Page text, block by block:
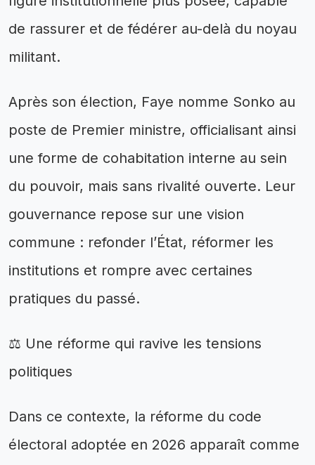
de rassurer et de fédérer au-delà du noyau
militant.
Après son élection, Faye nomme Sonko au
poste de Premier ministre, officialisant ainsi
une forme de cohabitation interne au sein
du pouvoir, mais sans rivalité ouverte. Leur
gouvernance repose sur une vision
commune : refonder l’État, réformer les
institutions et rompre avec certaines
pratiques du passé.
⚖️ Une réforme qui ravive les tensions
politiques
Dans ce contexte, la réforme du code
électoral adoptée en 2026 apparaît comme